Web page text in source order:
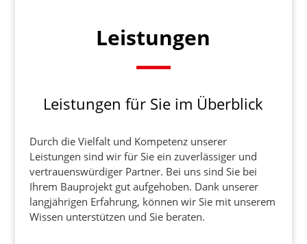
Leistungen
Leistungen für Sie im Überblick
Durch die Vielfalt und Kompetenz unserer
Leistungen sind wir für Sie ein zuverlässiger und
vertrauenswürdiger Partner. Bei uns sind Sie bei
Ihrem Bauprojekt gut aufgehoben. Dank unserer
langjährigen Erfahrung, können wir Sie mit unserem
Wissen unterstützen und Sie beraten.